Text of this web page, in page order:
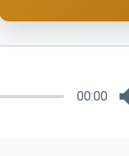
00:00